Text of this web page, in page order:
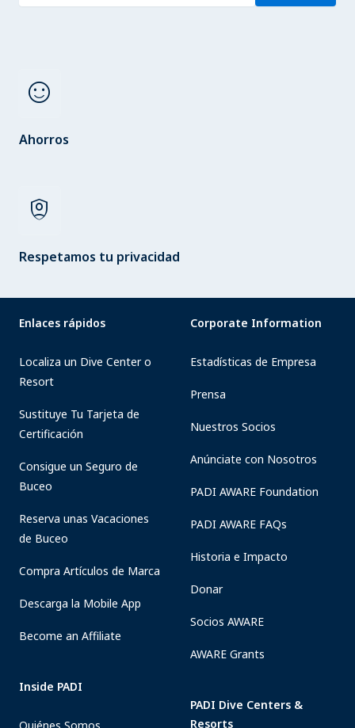
sentiment_satisfied
Ahorros
shield_person
Respetamos tu privacidad
Enlaces rápidos
Localiza un Dive Center o
Resort
Sustituye Tu Tarjeta de
Certificación
Consigue un Seguro de
Buceo
Reserva unas Vacaciones
de Buceo
Compra Artículos de Marca
Descarga la Mobile App
Become an Affiliate
Inside PADI
Corporate Information
Estadísticas de Empresa
Prensa
Nuestros Socios
Anúnciate con Nosotros
PADI AWARE Foundation
PADI AWARE FAQs
Historia e Impacto
Donar
Socios AWARE
AWARE Grants
PADI Dive Centers &
Resorts